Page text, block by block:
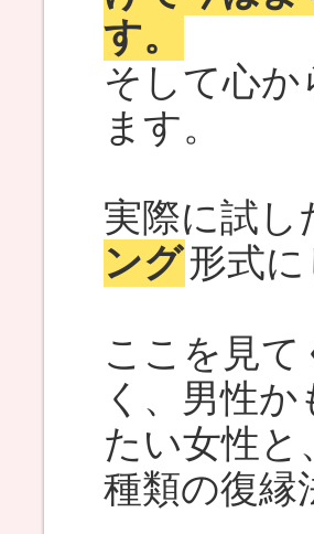
す。
そして心
ます。
実際に試し
ング形式
ここを見
く、男性
たい女性と
種類の復縁